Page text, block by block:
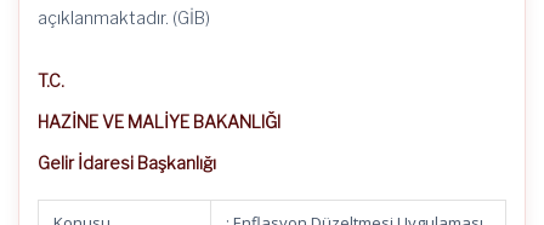
açıklanmaktadır. (GİB)
T.C.
HAZİNE VE MALİYE BAKANLIĞI
Gelir İdaresi Başkanlığı